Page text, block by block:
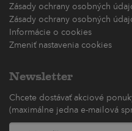
Zásady ochrany osobných
Zásady ochrany osobných
Informácie o cookies
Zmeniť nastavenia cookies
Newsletter
Chcete dostávať akciové
(maximálne jedna e-mailová